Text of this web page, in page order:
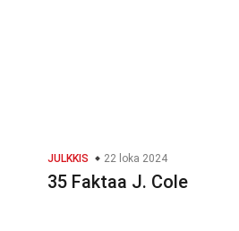
JULKKIS 22 loka 2024
35 Faktaa J. Cole